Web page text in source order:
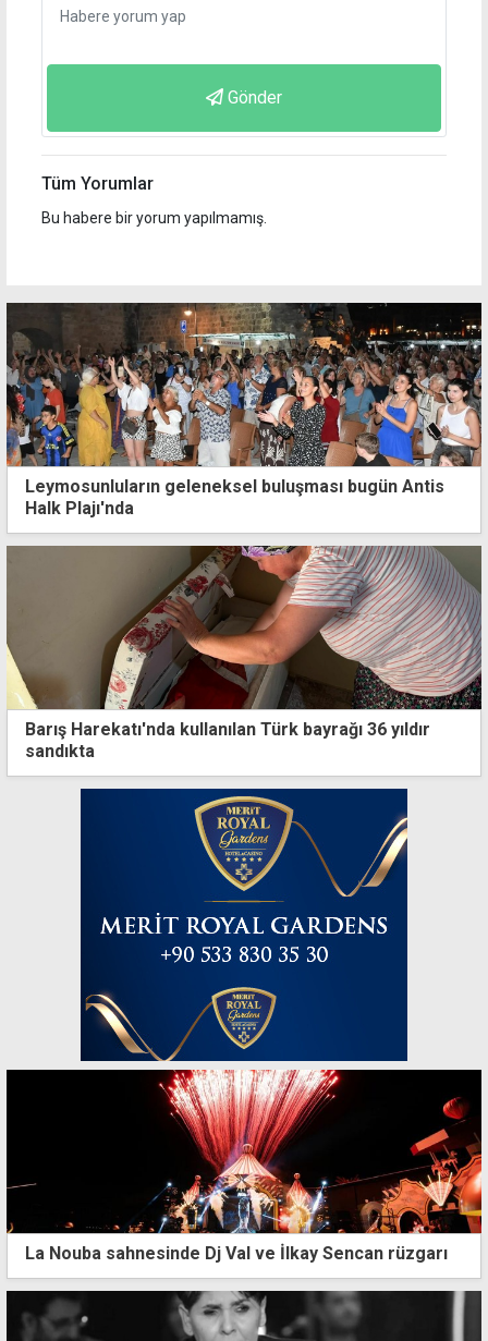
Gönder
Tüm Yorumlar
Bu habere bir yorum yapılmamış.
Leymosunluların geleneksel buluşması bugün Antis
Halk Plajı'nda
Barış Harekatı'nda kullanılan Türk bayrağı 36 yıldır
sandıkta
La Nouba sahnesinde Dj Val ve İlkay Sencan rüzgarı